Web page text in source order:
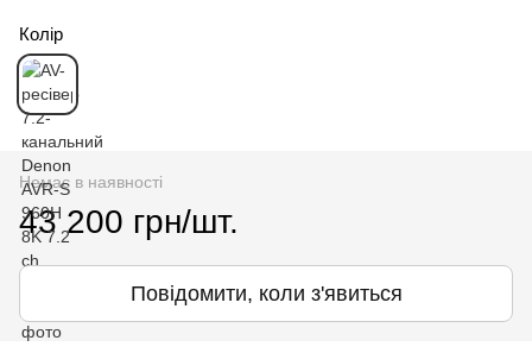
Колір
Немає в наявності
43 200 грн/шт.
Повідомити, коли з'явиться